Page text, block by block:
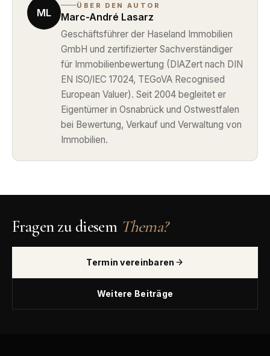
ML
ÜBER DEN AUTOR
Marc-André Lasarz
Geschäftsführer der Haseland Immobilien
GmbH und zertifizierter Sachverständiger
für Immobilienbewertung (DIAZert nach DIN
EN ISO/IEC 17024, TEGoVA Recognised
European Valuer). Seit 2004 begleitet er
Eigentümer in Osnabrück und Ostwestfalen
bei Bewertung, Verkauf und Verwaltung von
Immobilien.
Fragen zu diesem Thema?
Termin vereinbaren
Weitere Beiträge